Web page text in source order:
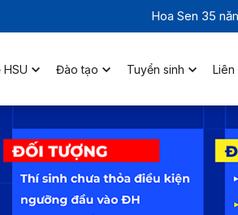
Hoa Sen 35
HSU Đào tạo Tuyển sinh Liên